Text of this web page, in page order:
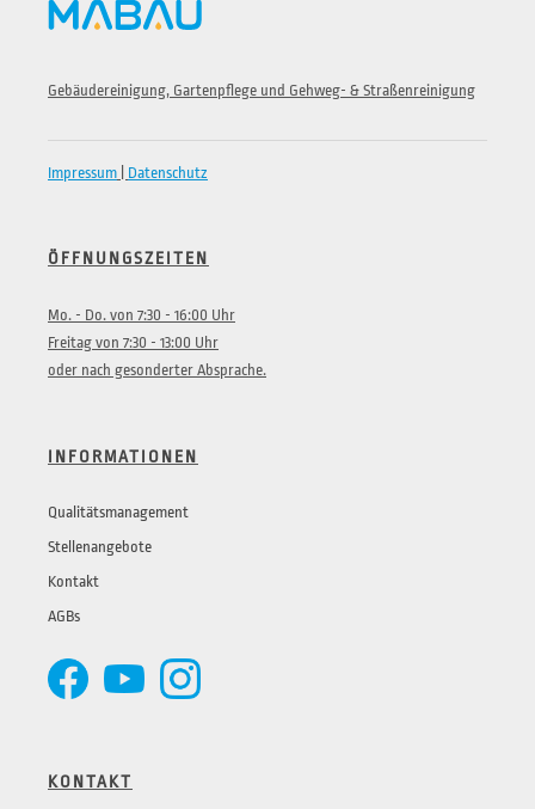
Gebäudereinigung, Gartenpflege und Gehweg- & Straßenreinigung
Impressum Datenschutz
ÖFFNUNGSZEITEN
Mo. - Do. von 7:30 - 16:00 Uhr
Freitag von 7:30 - 13:00 Uhr
oder nach gesonderter Absprache.
INFORMATIONEN
Qualitätsmanagement
Stellenangebote
Kontakt
AGBs
KONTAKT